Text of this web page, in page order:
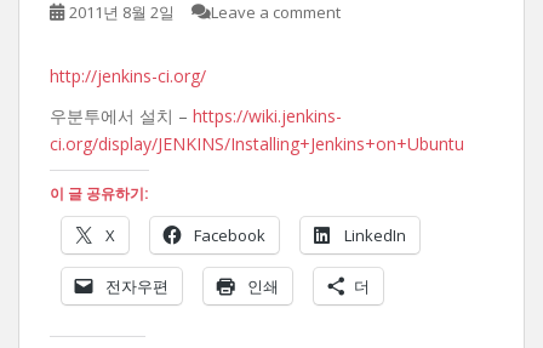
2011년 8월 2일 Leave a comment
http://jenkins-ci.org/
우분투에서 설치 – https://wiki.jenkins-
ci.org/display/JENKINS/Installing+Jenkins+on+Ubuntu
이 글 공유하기:
X Facebook LinkedIn
전자우편 인쇄 더